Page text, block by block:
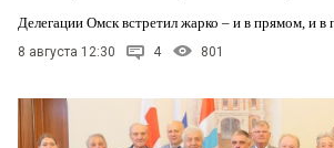
Делегации Омск встретил жарко – и в прямом, и в
8 августа 12:30 4 801